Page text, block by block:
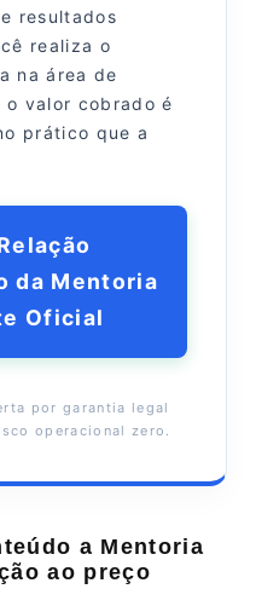
resultados
realiza o
na área de
o valor cobrado é
prático que a
da Mentoria
Oficial
por garantia legal
operacional zero.
a Mentoria
ao preço